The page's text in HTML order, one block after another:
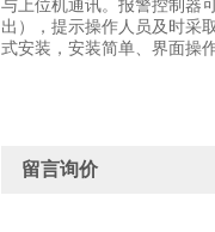
与上位机通讯。报警控制器
出），提示操作人员及时采
式安装，安装简单、界面操
留言询价